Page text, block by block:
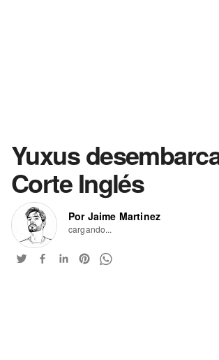
Yuxus
Corte Inglés
Por Jaime Martinez
cargando...